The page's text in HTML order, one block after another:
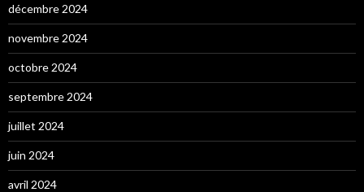
décembre 2024
novembre 2024
octobre 2024
septembre 2024
juillet 2024
juin 2024
avril 2024